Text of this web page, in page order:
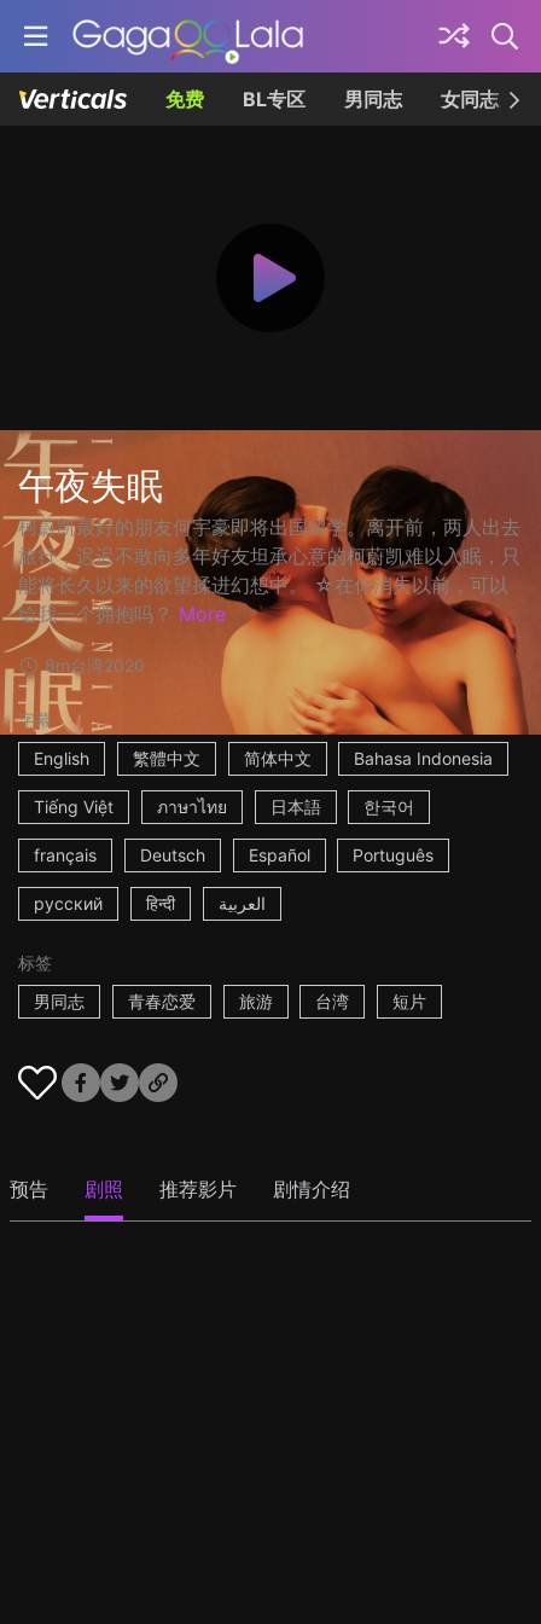
免费 BL专区 男同志 女同志
午夜失眠
柯蔚凯最好的朋友何宇豪即将出国留学。离开前，两人出去
旅行，迟迟不敢向多年好友坦承心意的柯蔚凯难以入眠，只
能将长久以来的欲望揉进幻想中。 ☆在你消失以前，可以
给我一个拥抱吗？ More
8m台湾2020
字幕
English
繁體中文 简体中文 Bahasa Indonesia
Tiếng Việt ภาษาไทย 日本語 한국어
français Deutsch Español Português
русский हिन्दी العربية
标签
男同志
青春恋爱 旅游 台湾 短片
预告 剧照 推荐影片 剧情介绍